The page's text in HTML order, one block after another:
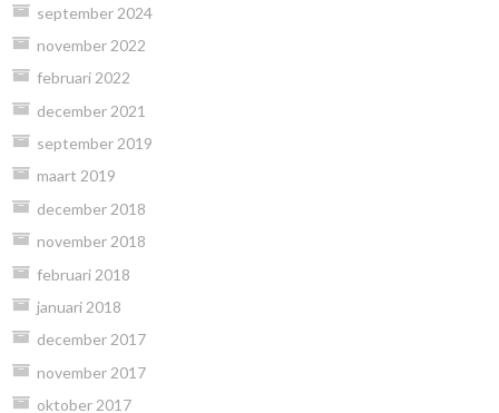
september 2024
november 2022
februari 2022
december 2021
september 2019
maart 2019
december 2018
november 2018
februari 2018
januari 2018
december 2017
november 2017
oktober 2017